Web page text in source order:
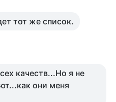
тот же список.
качеств...Но я не
они меня